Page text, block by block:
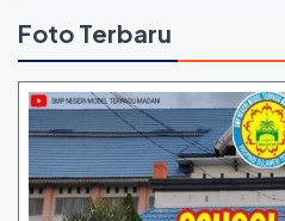
Foto Terbaru